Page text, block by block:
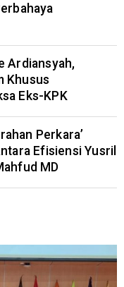
Ardiansyah,
Khusus
Eks-KPK
Perkara’
Efisiensi Yusril
MD